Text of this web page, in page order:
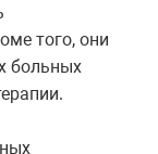
того, они
больных